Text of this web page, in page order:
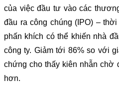
của việc đầu tư vào các
đầu ra công chúng (IPO) –
phấn khích có thể khiến nhà
công ty. Giảm tới 86% so với
chứng cho thấy kiên nhẫn
hơn.